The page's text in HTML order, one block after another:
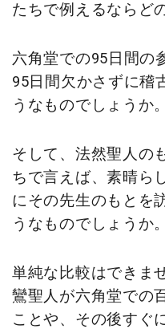
たちで例えるならど
六角堂での95日間の
95日間欠かさずに稽
うなものでしょうか。
そして、法然聖人の
ちで言えば、素晴ら
にその先生のもとを
うなものでしょうか。
単純な比較はできま
鸞聖人が六角堂での
ことや、その後すぐ